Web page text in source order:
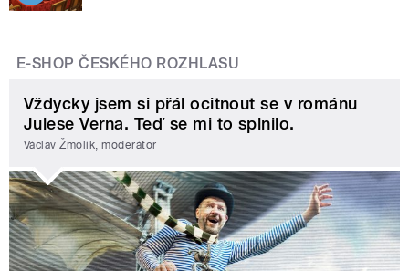
E-SHOP ČESKÉHO ROZHLASU
Vždycky jsem si přál ocitnout se v románu
Julese Verna. Teď se mi to splnilo.
Václav Žmolík, moderátor